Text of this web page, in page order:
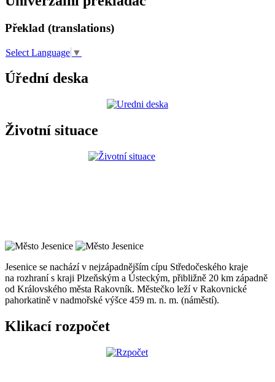
Překlad (translations)
Select Language ▼
Úřední deska
Životní situace
Jesenice se nachází v nejzápadnějším cípu Středočeského kraje
na rozhraní s kraji Plzeňským a Ústeckým, přibližně 20 km západně
od Královského města Rakovník. Městečko leží v Rakovnické
pahorkatině v nadmořské výšce 459 m. n. m. (náměstí).
Klikací rozpočet